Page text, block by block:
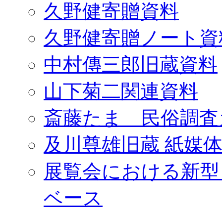
久野健寄贈資料
久野健寄贈ノート
中村傳三郎旧蔵資料
山下菊二関連資料
斎藤たま 民俗調査
及川尊雄旧蔵 紙媒
展覧会における新
ベース